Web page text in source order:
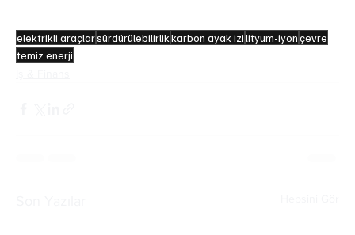
elektrikli araçlarsürdürülebilirlikkarbon ayak izilityum-iyonçevre
temiz enerji